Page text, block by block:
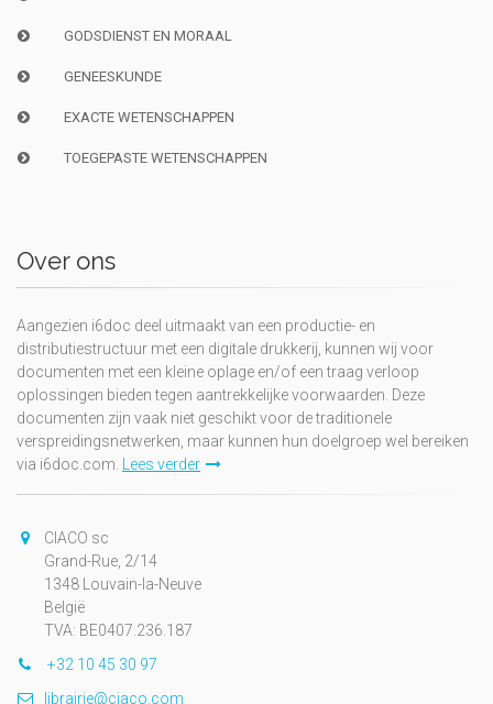
GODSDIENST EN MORAAL
GENEESKUNDE
EXACTE WETENSCHAPPEN
TOEGEPASTE WETENSCHAPPEN
Over ons
Aangezien i6doc deel uitmaakt van een productie- en
distributiestructuur met een digitale drukkerij, kunnen wij voor
documenten met een kleine oplage en/of een traag verloop
oplossingen bieden tegen aantrekkelijke voorwaarden. Deze
documenten zijn vaak niet geschikt voor de traditionele
verspreidingsnetwerken, maar kunnen hun doelgroep wel bereiken
via i6doc.com.
Lees verder
CIACO sc
Grand-Rue, 2/14
1348 Louvain-la-Neuve
België
TVA: BE0407.236.187
+32 10 45 30 97
librairie@ciaco.com